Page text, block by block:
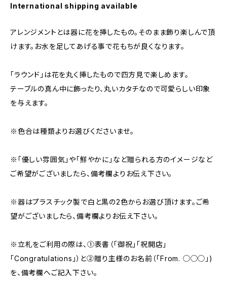
International shipping available
アレンジメントとは器に花を挿したもの。そのまま飾り楽しんで頂
けます。お水を足してあげる事で花もちが良くなります。
「ラウンド」は花を丸く挿したもので四方見で楽しめます。
テーブルの真ん中に飾ったり、丸いカタチなので可愛らしい印象
を与えます。
※色合は種類よりお選びくださいませ。
※「優しい雰囲気」や「鮮やかに」など贈られる方のイメージなど
ご希望がございましたら、備考欄よりお伝え下さい。
※器はプラスチック製で白と黒の2色からお選び頂けます。ご希
望がございましたら、備考欄よりお伝え下さい。
※立札をご利用の際は、①表書（「御祝」「祝開店」
「Congratulations」）と②贈り主様のお名前（「From. ◯◯◯」)
を、備考欄へご記入下さい。